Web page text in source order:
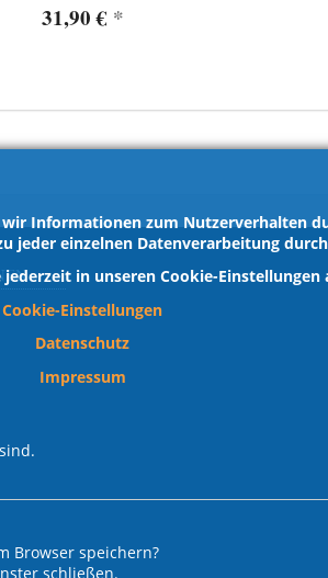
wir Informationen zum Nutzerverhalten
jeder einzelnen Datenverarbeitung
in unseren Cookie-Einstellungen
Cookie-Einstellungen
Datenschutz
Impressum
Browser speichern?
schließen.
31,90 € *